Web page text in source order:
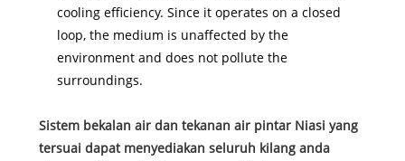
cooling efficiency. Since it operates on a closed
loop, the medium is unaffected by the
environment and does not pollute the
surroundings.
Sistem bekalan air dan tekanan air pintar Niasi yang
tersuai dapat menyediakan seluruh kilang anda